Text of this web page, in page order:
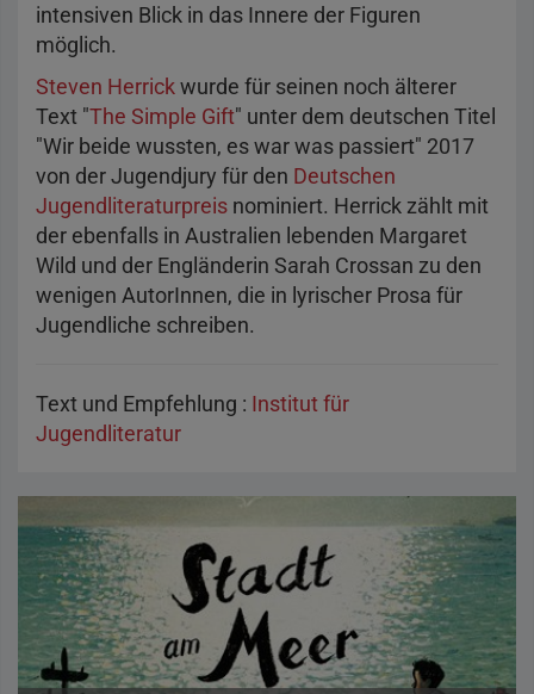
intensiven Blick in das Innere der Figuren
möglich.
Steven Herrickwurde für seinen noch älterer
Text "The Simple Gift" unter dem deutschen Titel
"Wir beide wussten, es war was passiert" 2017
von der Jugendjury für den Deutschen
Jugendliteraturpreis nominiert. Herrick zählt mit
der ebenfalls in Australien lebenden Margaret
Wild und der Engländerin Sarah Crossan zu den
wenigen AutorInnen, die in lyrischer Prosa für
Jugendliche schreiben.
Text und Empfehlung : Institut für
Jugendliteratur